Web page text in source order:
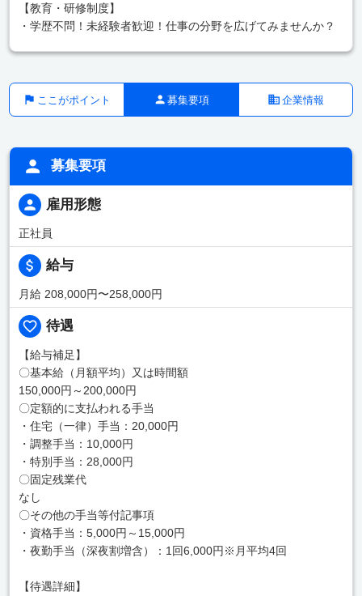
【教育・研修制度】
・学歴不問！未経験者歓迎！仕事の分野を広げてみませんか？
ここがポイント 募集要項 企業情報
募集要項
雇用形態
正社員
給与
月給 208,000円〜258,000円
待遇
【給与補足】
〇基本給（月額平均）又は時間額
150,000円～200,000円
〇定額的に支払われる手当
・住宅（一律）手当：20,000円
・調整手当：10,000円
・特別手当：28,000円
〇固定残業代
なし
〇その他の手当等付記事項
・資格手当：5,000円～15,000円
・夜勤手当（深夜割増含）：1回6,000円※月平均4回
【待遇詳細】